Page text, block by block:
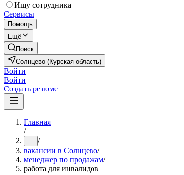
Ищу сотрудника
Сервисы
Помощь
Ещё
Поиск
Солнцево (Курская область)
Войти
Войти
Создать резюме
Главная
/
... /
вакансии в Солнцево/
менеджер по продажам/
работа для инвалидов